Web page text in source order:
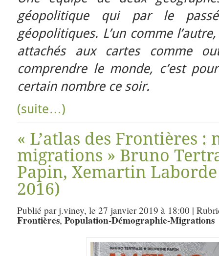
géopolitique qui par le
géopolitiques. L’un comme
attachés aux cartes comme
comprendre le monde, c’est
certain nombre ce soir.
(suite…)
« L’atlas des Frontières
migrations » Bruno
Papin, Xemartin Laborde
2016)
Publié par j.viney, le 27 janvier 2019 à 18:00 |
Frontières, Population-Démographie-Migrations